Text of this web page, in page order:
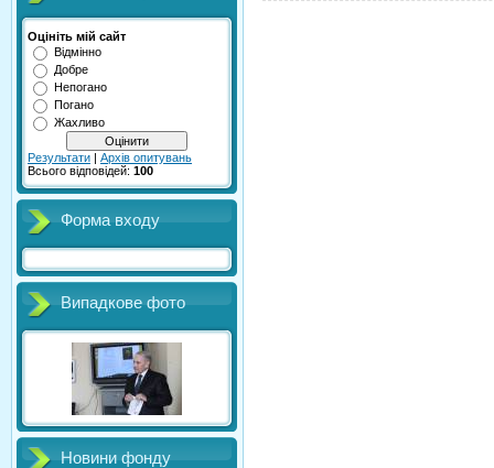
Оцініть мій сайт
Відмінно
Добре
Непогано
Погано
Жахливо
Результати | Архів опитувань
Всього відповідей: 100
Форма входу
Випадкове фото
Новини фонду